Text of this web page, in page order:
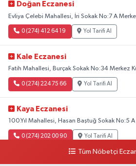
Doğan Eczanesi
Evliya Çelebi Mahallesi, İri Sokak No:7 A
0 (274) 412 64 19 Yol Tarifi Al
Kale Eczanesi
Fatih Mahallesi, Burçak Sokak No:34 Merkez
0 (274) 224 75 66 Yol Tarifi Al
Kaya Eczanesi
100.Yıl Mahallesi, Hasan Baştuğ Sokak No:5
0 (274) 202 00 90 Yol Tarifi Al
Tüm Nöbetçi